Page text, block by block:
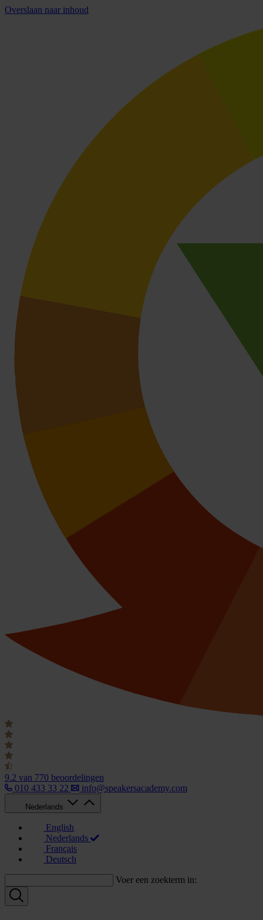
Overslaan naar inhoud
9.2 van 770 beoordelingen
010 433 33 22
info@speakersacademy.com
Nederlands
English
Nederlands
Français
Deutsch
Voer een zoekterm in: